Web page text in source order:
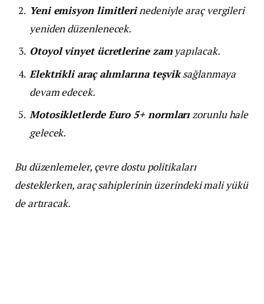
Yeni emisyon limitlerinedeniyle araç vergileri
yeniden düzenlenecek.
Otoyol vinyet ücretlerine zamyapılacak.
Elektrikli araç alımlarına teşviksağlanmaya
devam edecek.
Motosikletlerde Euro 5+ normlarızorunlu hale
gelecek.
Bu düzenlemeler, çevre dostu politikaları
desteklerken, araç sahiplerinin üzerindeki mali yükü
de artıracak.